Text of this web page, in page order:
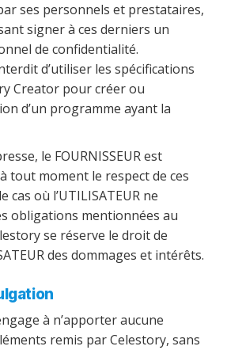
ses personnels et prestataires,
signer à ces derniers un
de confidentialité.
d’utiliser les spécifications
Creator pour créer ou
d’un programme ayant la
le FOURNISSEUR est
tout moment le respect de ces
cas où l’UTILISATEUR ne
obligations mentionnées au
se réserve le droit de
des dommages et intérêts.
à n’apporter aucune
remis par Celestory, sans